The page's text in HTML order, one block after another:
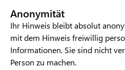
Anonymität
Ihr Hinweis bleibt absolut
mit dem Hinweis freiwillig
Informationen. Sie sind nicht
Person zu machen.